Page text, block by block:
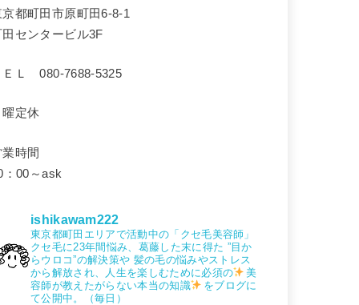
京都町田市原町田6-8-1
田センタービル3F
ＥＬ 080-7688-5325
曜定休
業時間
：00～ask
ishikawam222
東京都町田エリアで活動中の「クセ毛美容師」
クセ毛に23年間悩み、葛藤した末に得た ”目か
らウロコ”の解決策や 髪の毛の悩みやストレス
から解放され、人生を楽しむために必須の
美
容師が教えたがらない本当の知識
をブログに
て公開中。（毎日）